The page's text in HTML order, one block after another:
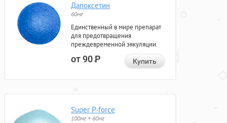
Дапоксетин
60мг
Единственный в мире препарат
для предотвращения
преждевременной эякуляции.
от 90Р Купить
Super P-force
100мг + 60мг